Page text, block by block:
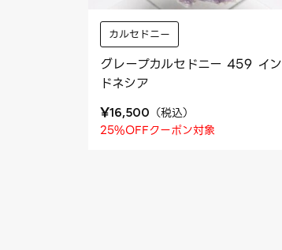
カルセドニー
グレープカルセドニー 459 イン
ドネシア
¥16,500 （税込）
25%OFFクーポン対象